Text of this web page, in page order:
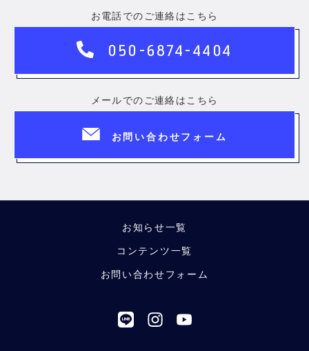
お電話でのご連絡はこちら
050-6874-4404
メールでのご連絡はこちら
お問い合わせフォーム
お知らせ一覧
コンテンツ一覧
お問い合わせフォーム